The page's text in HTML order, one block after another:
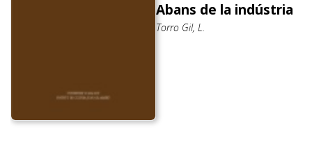
Abans de la indústria
Torro Gil, L.